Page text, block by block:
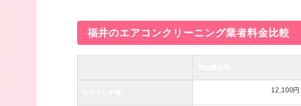
福井のエアコンクリーニング業者料金比較
12,100円